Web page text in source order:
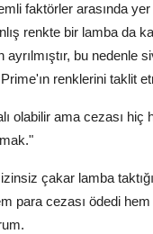
faktörler arasında
renkte bir lamba da
bu nedenle
renklerini taklit
olabilir ama cezası hiç
çakar lamba
para cezası ödedi